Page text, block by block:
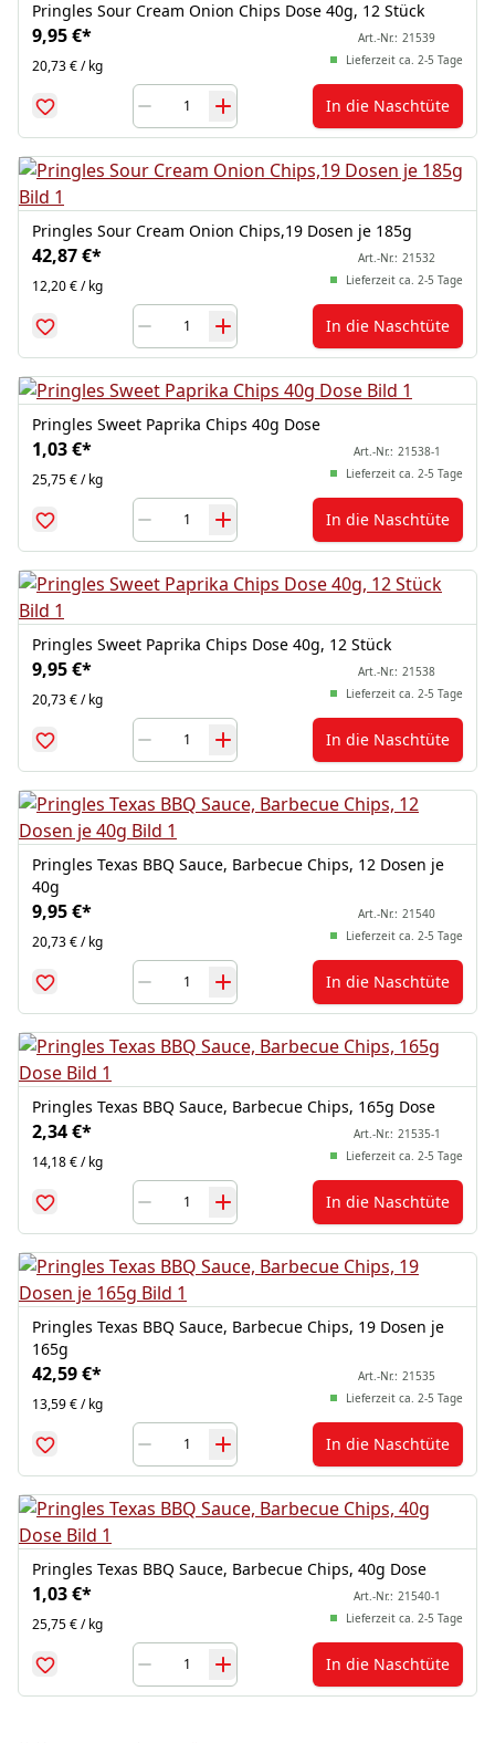
Pringles Sour Cream Onion Chips Dose 40g, 12 Stück
9,95 €*
20,73 € / kg
Art.-Nr.: 21539
Lieferzeit ca. 2-5 Tage
In die Naschtüte
Pringles Sour Cream Onion Chips,19 Dosen je 185g
42,87 €*
12,20 € / kg
Art.-Nr.: 21532
Lieferzeit ca. 2-5 Tage
In die Naschtüte
Pringles Sweet Paprika Chips 40g Dose
1,03 €*
25,75 € / kg
Art.-Nr.: 21538-1
Lieferzeit ca. 2-5 Tage
In die Naschtüte
Pringles Sweet Paprika Chips Dose 40g, 12 Stück
9,95 €*
20,73 € / kg
Art.-Nr.: 21538
Lieferzeit ca. 2-5 Tage
In die Naschtüte
Pringles Texas BBQ Sauce, Barbecue Chips, 12 Dosen je
40g
9,95 €*
20,73 € / kg
Art.-Nr.: 21540
Lieferzeit ca. 2-5 Tage
In die Naschtüte
Pringles Texas BBQ Sauce, Barbecue Chips, 165g Dose
2,34 €*
14,18 € / kg
Art.-Nr.: 21535-1
Lieferzeit ca. 2-5 Tage
In die Naschtüte
Pringles Texas BBQ Sauce, Barbecue Chips, 19 Dosen je
165g
42,59 €*
13,59 € / kg
Art.-Nr.: 21535
Lieferzeit ca. 2-5 Tage
In die Naschtüte
Pringles Texas BBQ Sauce, Barbecue Chips, 40g Dose
1,03 €*
25,75 € / kg
Art.-Nr.: 21540-1
Lieferzeit ca. 2-5 Tage
In die Naschtüte